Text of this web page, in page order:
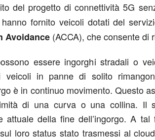
del progetto di connettività 5G
hanno fornito veicoli dotati del
Avoidance (ACCA), che consente di
essere ingorghi stradali o
veicoli in panne di solito
è in continuo movimento. Questo
di una curva o una collina. Il
attuale della fine dell’ingorgo. A
loro status stato trasmessi al